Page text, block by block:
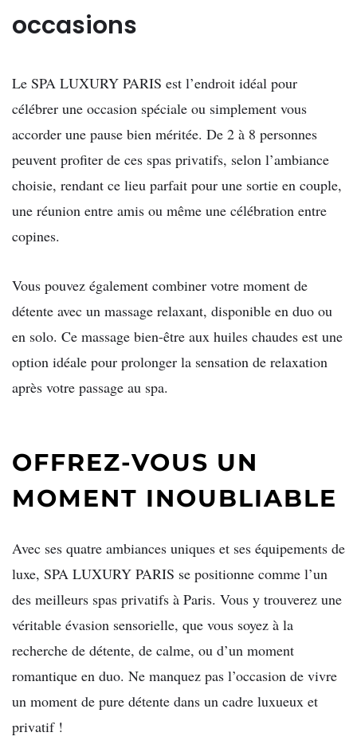
occasions
Le SPA LUXURY PARIS est l’endroit idéal pour
célébrer une occasion spéciale ou simplement vous
accorder une pause bien méritée. De 2 à 8 personnes
peuvent profiter de ces spas privatifs, selon l’ambiance
choisie, rendant ce lieu parfait pour une sortie en couple,
une réunion entre amis ou même une célébration entre
copines.
Vous pouvez également combiner votre moment de
détente avec un massage relaxant, disponible en duo ou
en solo. Ce massage bien-être aux huiles chaudes est une
option idéale pour prolonger la sensation de relaxation
après votre passage au spa.
OFFREZ-VOUS UN
MOMENT INOUBLIABLE
Avec ses quatre ambiances uniques et ses équipements de
luxe, SPA LUXURY PARIS se positionne comme l’un
des meilleurs spas privatifs à Paris. Vous y trouverez une
véritable évasion sensorielle, que vous soyez à la
recherche de détente, de calme, ou d’un moment
romantique en duo. Ne manquez pas l’occasion de vivre
un moment de pure détente dans un cadre luxueux et
privatif !